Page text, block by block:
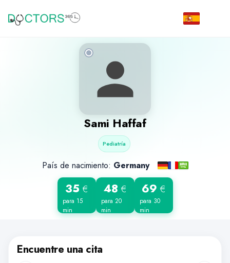
Sami Haffaf
Pediatría
País de nacimiento: Germany
35 €
para 15
min
48 €
para 20
min
69 €
para 30
min
Encuentre una cita